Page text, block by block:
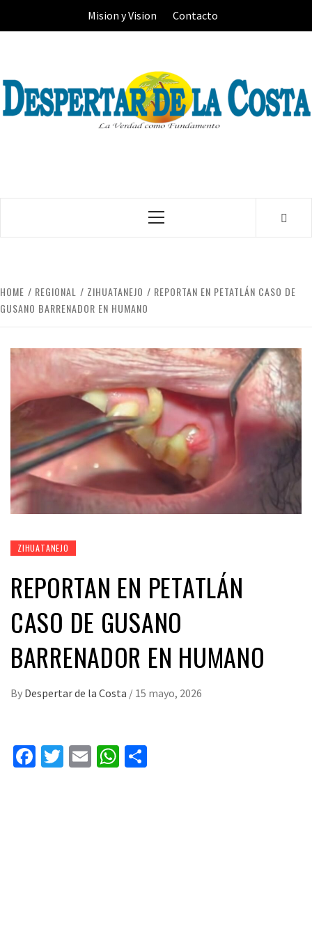
Mision y Vision Contacto
Primary
HOME REGIONAL ZIHUATANEJO
REPORTAN EN PETATLÁN CASO DE
GUSANO BARRENADOR EN HUMANO
ZIHUATANEJO
REPORTAN EN PETATLÁN
CASO DE GUSANO
BARRENADOR EN HUMANO
By Despertar de la Costa / 15 mayo, 2026
Facebook
Twitter
EmailWhatsApp